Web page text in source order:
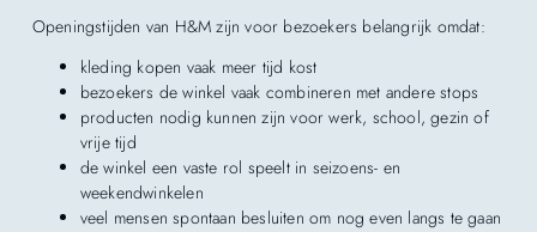
Openingstijden van H&M zijn voor bezoekers belangrijk omdat:
kleding kopen vaak meer tijd kost
bezoekers de winkel vaak combineren met andere stops
producten nodig kunnen zijn voor werk, school, gezin of
vrije tijd
de winkel een vaste rol speelt in seizoens- en
weekendwinkelen
veel mensen spontaan besluiten om nog even langs te gaan